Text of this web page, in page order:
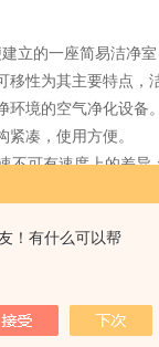
！有什么可以帮
立的一座简易洁净
性为其主要特点
境的空气净化设
凑，使用方便。
不可有速度上的差
气流则较均一，一
框架稳固、美观、
静电效果好、透明
长寿命、低噪声、
内部净化级别可达